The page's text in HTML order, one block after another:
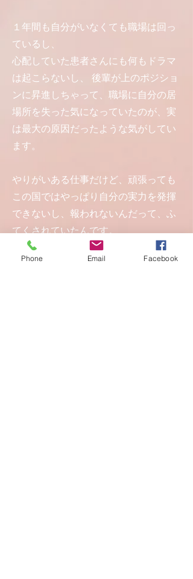
１年間も自分がいなくても職場は回っ
ているし、
心配していた患者さんにも何もドラマ
は起こらないし、 後輩が上のポジショ
ンに昇進しちゃって、職場に自分の居
場所を失った気になっていたのが、実
は最大の原因だったような気がしてい
ます。
やりがいある仕事だけど、頑張っても
この国ではやっぱり自分の実力を発揮
できないし、報われないんだって、ふ
てくされていたんです。
でも、息子が１歳半になった頃、二人
Phone Email Facebook